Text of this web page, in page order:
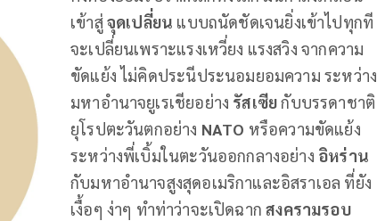
เข้าสู่จุดเปลี่ยน แบบถนัดชัดเจนยิ่งเข้าไปทุกที
จะเปลี่ยนเพราะแรงเหวี่ยง แรงสวิง จากความ
ขัดแย้ง ไม่คิดประนีประนอมยอมความ ระหว่าง
มหาอำนาจยูเรเชียอย่าง รัสเซียกับบรรดาชาติ
ยุโรปตะวันตกอย่าง NATO หรือความขัดแย้ง
ระหว่างพี่เบิ้มในตะวันออกกลางอย่าง อิหร่าน
กับมหาอำนาจสูงสุดอเมริกาและอิสราเอล ที่ยัง
เงื้อๆ ง่าๆ ทำท่าว่าจะเปิดฉากสงครามรอบ